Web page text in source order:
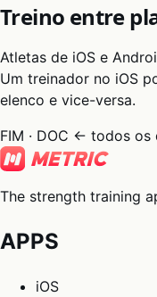
Treino entre
Atletas de iOS e
Um treinador no iOS
elenco e vice-versa.
FIM · DOC ← todos os
The strength training
APPS
iOS